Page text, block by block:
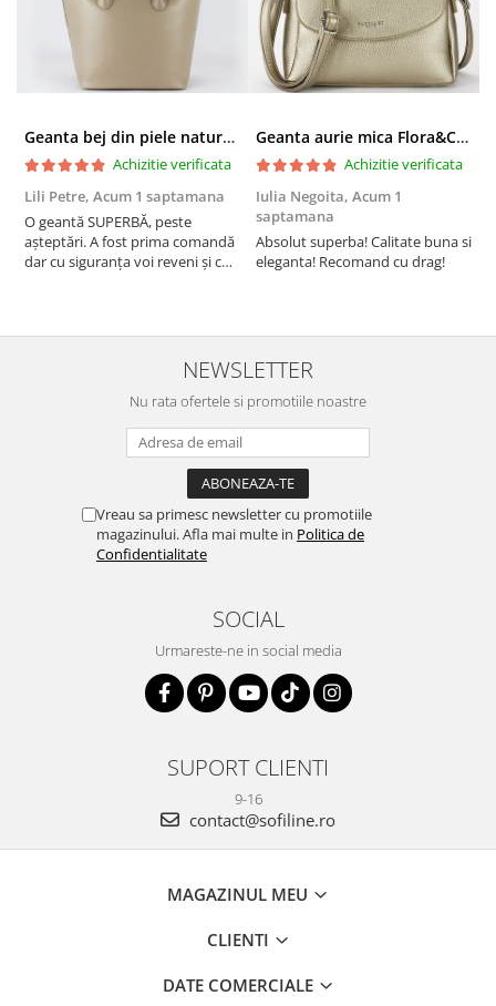
Geanta bej din piele naturala 8966 123
Achizitie verificata
Lili Petre, Acum 1 saptamana
O geantă SUPERBĂ, peste
așteptări. A fost prima comandă
dar cu siguranța voi reveni și cu
doua zi). RECOMAND SOFILINE!!!
Geanta aurie mica Flora&CO Paris H6930 16
Achizitie verificata
Iulia Negoita, Acum 1
saptamana
Absolut superba! Calitate buna si
eleganta! Recomand cu drag!
NEWSLETTER
Nu rata ofertele si promotiile noastre
Vreau sa primesc newsletter cu promotiile
magazinului. Afla mai multe in Politica de
Confidentialitate
SOCIAL
Urmareste-ne in social media
SUPORT CLIENTI
9-16
contact@sofiline.ro
MAGAZINUL MEU
CLIENTI
DATE COMERCIALE